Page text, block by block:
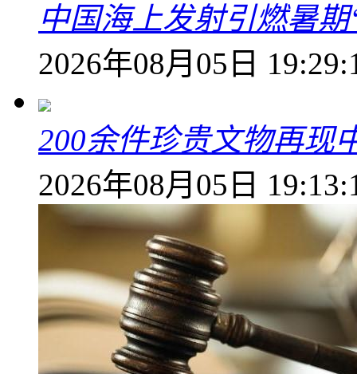
中国海上发射引燃暑
2026年08月05日
200余件珍贵文物再现
2026年08月05日